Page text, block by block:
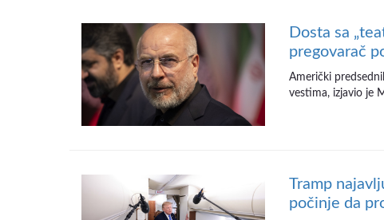
Dosta sa
pregovarač
Američki
vestima, izjavio je
Tramp
počinje da